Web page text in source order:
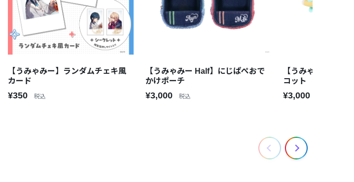
【うみゃみー】ランダムチェキ風
カード
¥350 税込
【うみゃみー Half】にじぱぺおで
かけポーチ
¥3,000 税込
【うみゃみー Half
コット
¥3,000